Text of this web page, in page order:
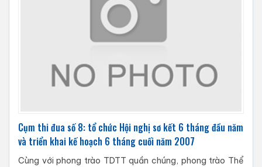
Cụm thi đua số 8: tổ chức Hội nghị sơ kết 6 tháng đầu năm
và triển khai kế hoạch 6 tháng cuối năm 2007
Cùng với phong trào TDTT quần chúng, phong trào Thể